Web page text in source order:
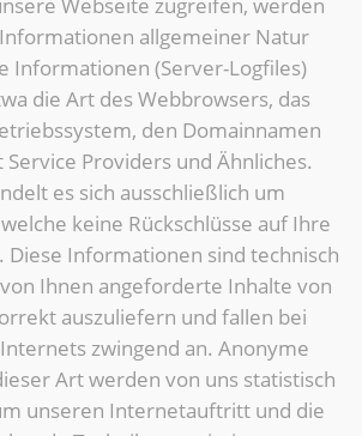
allgemeiner Natur
Informationen (Server-Logfiles)
die Art des Webbrowsers, das
den Domainnamen
Providers und Ähnliches.
es sich ausschließlich um
keine Rückschlüsse auf Ihre
Diese Informationen sind technisch
Ihnen angeforderte Inhalte von
auszuliefern und fallen bei
zwingend an. Anonyme
Art werden von uns statistisch
unseren Internetauftritt und die